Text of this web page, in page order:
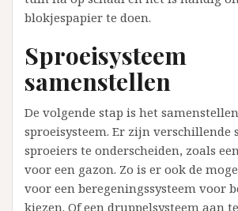
blokjespapier te doen.
Sproeisysteem
samenstellen
De volgende stap is het
sproeisysteem. Er zijn verschillende
sproeiers te onderscheiden, zoals
voor een gazon. Zo is er ook de
voor een beregeningssysteem voor
kiezen. Of een druppelsysteem aan